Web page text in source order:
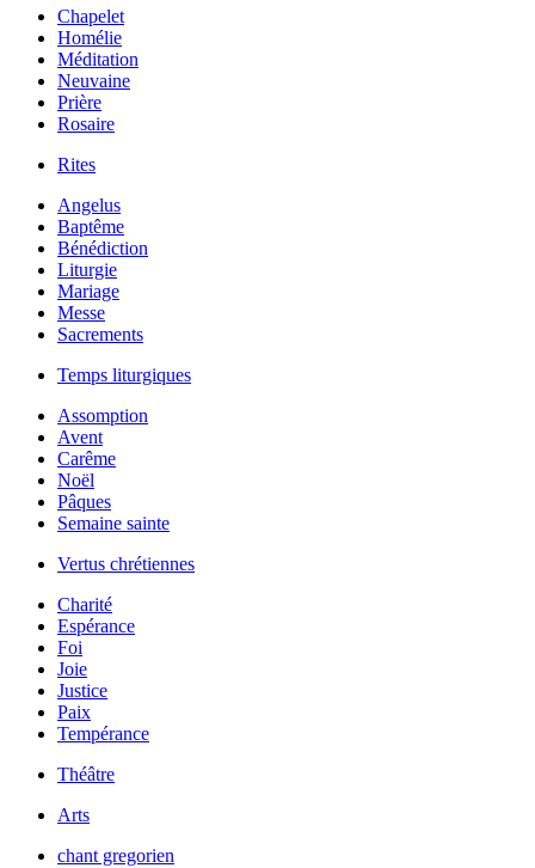
Chapelet
Homélie
Méditation
Neuvaine
Prière
Rosaire
Rites
Angelus
Baptême
Bénédiction
Liturgie
Mariage
Messe
Sacrements
Temps liturgiques
Assomption
Avent
Carême
Noël
Pâques
Semaine sainte
Vertus chrétiennes
Charité
Espérance
Foi
Joie
Justice
Paix
Tempérance
Théâtre
Arts
chant gregorien